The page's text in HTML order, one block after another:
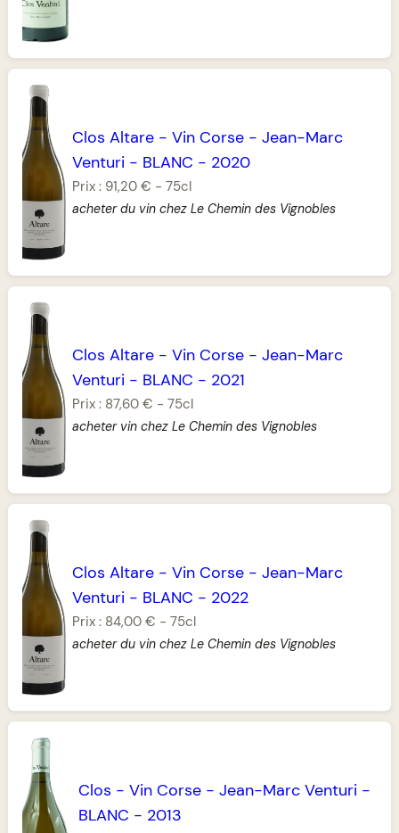
Clos Altare- Vin Corse- Jean-Marc
Venturi - BLANC - 2020
Prix : 91,20 € - 75cl
acheter du vin chez Le Chemin des Vignobles
Clos Altare -Vin Corse -Jean-Marc
Venturi - BLANC - 2021
Prix : 87,60 € -75cl
acheter vin chez Le Chemin des Vignobles
Clos Altare -Vin Corse -Jean-Marc
Venturi - BLANC - 2022
Prix : 84,00 € -75cl
acheter du vin chez Le Chemin des Vignobles
Clos - Vin Corse- Jean-Marc Venturi -
BLANC - 2013